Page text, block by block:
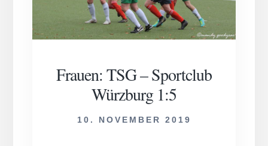
Frauen: TSG – Sportclub
Würzburg 1:5
10. NOVEMBER 2019